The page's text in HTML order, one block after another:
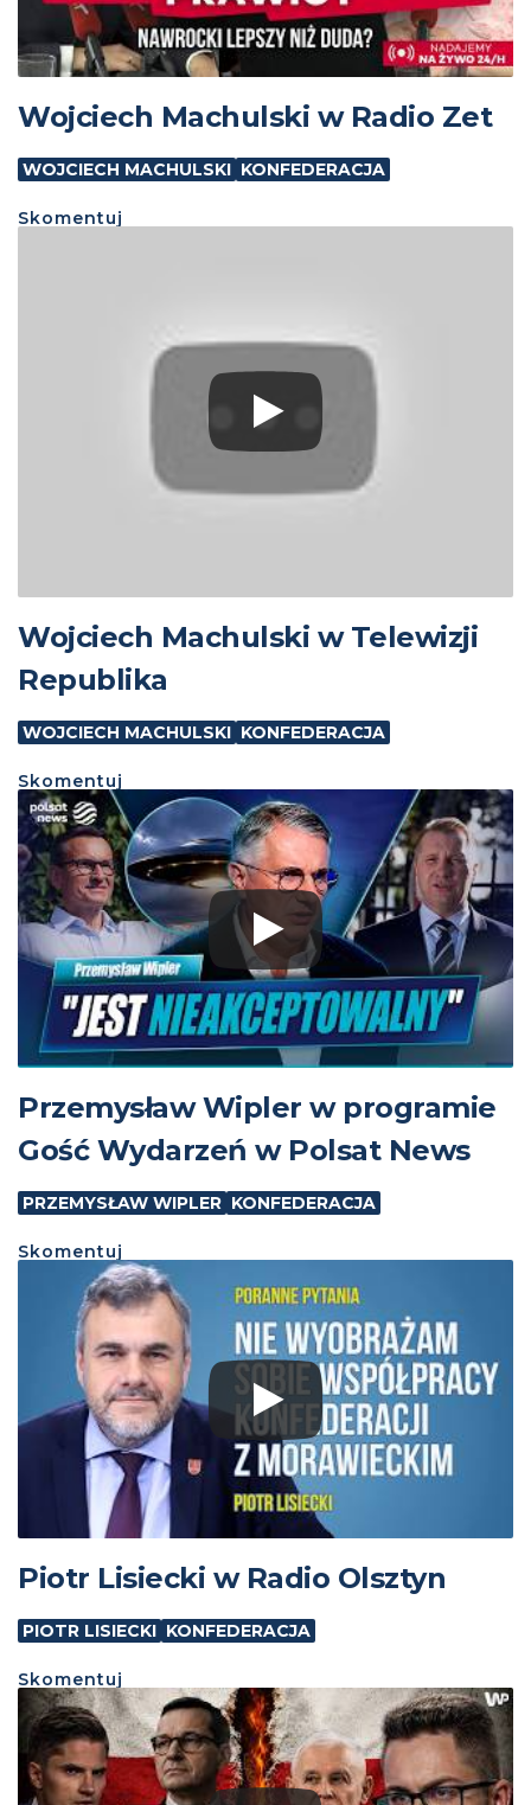
Wojciech Machulski w Radio Zet
WOJCIECH MACHULSKI KONFEDERACJA
Skomentuj
Wojciech Machulski w Telewizji
Republika
WOJCIECH MACHULSKI KONFEDERACJA
Skomentuj
Przemysław Wipler w programie
Gość Wydarzeń w Polsat News
PRZEMYSŁAW WIPLER KONFEDERACJA
Skomentuj
Piotr Lisiecki w Radio Olsztyn
PIOTR LISIECKI KONFEDERACJA
Skomentuj